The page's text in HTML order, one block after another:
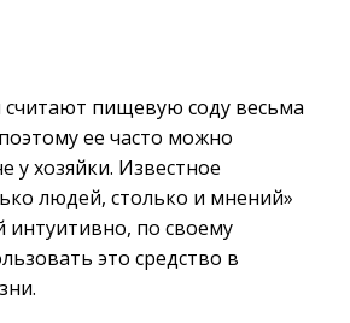
пищевую соду весьма
ее часто можно
у хозяйки. Известное
людей, столько и мнений»
интуитивно, по своему
это средство в